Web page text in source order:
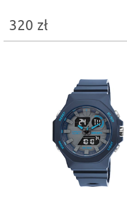
320 zł